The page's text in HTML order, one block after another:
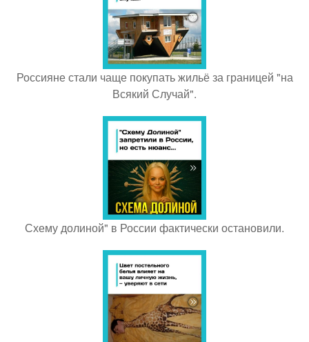
Россияне стали чаще покупать жильё за границей "на
Всякий Случай".
Схему долиной" в России фактически остановили.